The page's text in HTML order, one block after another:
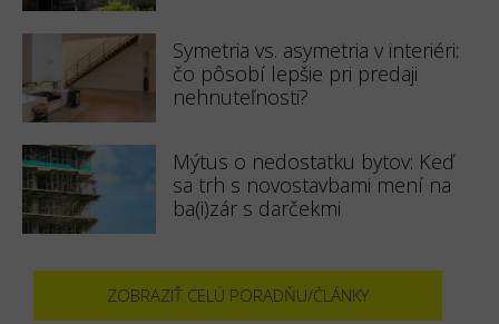
Symetria vs. asymetria v interiéri:
čo pôsobí lepšie pri predaji
nehnuteľnosti?
Mýtus o nedostatku bytov: Keď
sa trh s novostavbami mení na
ba(i)zár s darčekmi
ZOBRAZIŤ CELÚ PORADŇU/ČLÁNKY